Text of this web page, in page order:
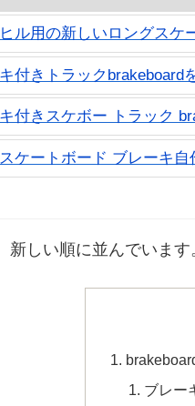
ル用の新しいロングスケ
付きトラックbrakeboard
付きスケボー トラック
ケートボード ブレーキ自
新しい順に並んでいます
ブレー